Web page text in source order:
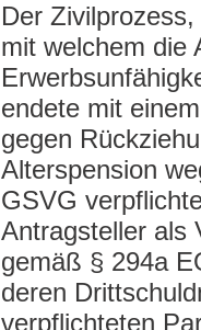
Der
mit welchem die
endete mit
gegen
Alterspension
GSVG
Antragsteller als
gemäß § 294a
deren
verpflichteten